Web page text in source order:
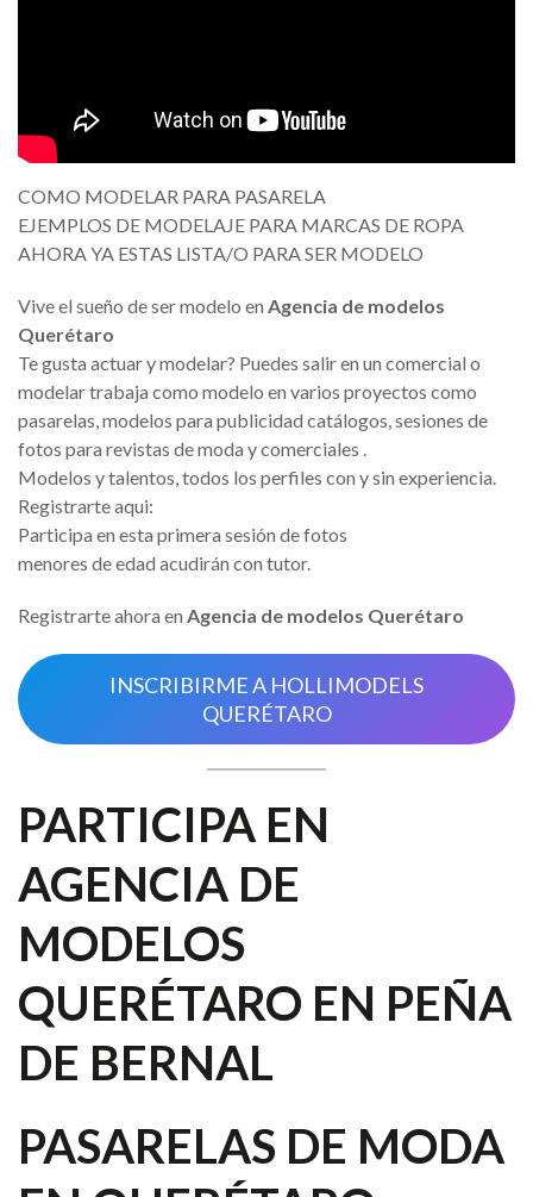
COMO MODELAR PARA PASARELA
EJEMPLOS DE MODELAJE PARA MARCAS DE ROPA
AHORA YA ESTAS LISTA/O PARA SER MODELO
Vive el sueño de ser modelo en Agencia de modelos
Querétaro
Te gusta actuar y modelar? Puedes salir en un comercial o
modelar trabaja como modelo en varios proyectos como
pasarelas, modelos para publicidad catálogos, sesiones de
fotos para revistas de moda y comerciales .
Modelos y talentos, todos los perfiles con y sin experiencia.
Registrarte aqui:
Participa en esta primera sesión de fotos
menores de edad acudirán con tutor.
Registrarte ahora en Agencia de modelos Querétaro
INSCRIBIRME A HOLLIMODELS
QUERÉTARO
PARTICIPA EN
AGENCIA DE
MODELOS
QUERÉTARO EN PEÑA
DE BERNAL
PASARELAS DE MODA